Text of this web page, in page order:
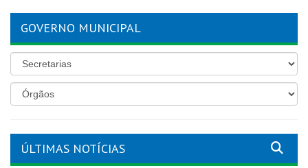
GOVERNO MUNICIPAL
ÚLTIMAS NOTÍCIAS